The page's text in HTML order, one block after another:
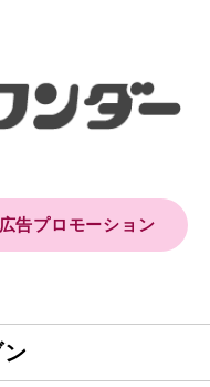
広告プロモーション